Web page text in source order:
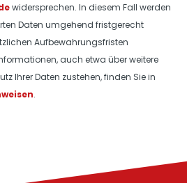
widersprechen. In diesem Fall werden
Daten umgehend fristgerecht
Aufbewahrungsfristen
auch etwa über weitere
Ihrer Daten zustehen, finden Sie in
.